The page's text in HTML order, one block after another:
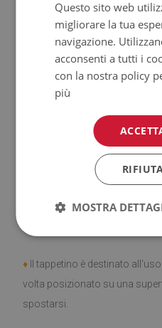
Prodotto facile da pulire,
Si ricorda che i danni
Come prendersi cura del
Pulire con un panno umido —
♦
♦ Il tappetino è destinato
volta posizionato su una
spostarsi.
Questo sito web
migliorare la tua
navigazione.
acconsenti a tutti i
con la nostra policy
più
MOSTRA